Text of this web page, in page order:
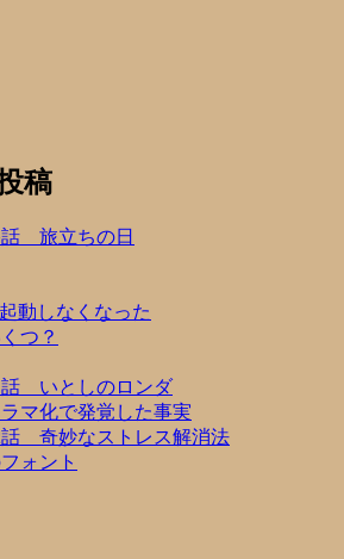
稿
話 旅立ちの日
動しなくなった
つ？
話 いとしのロンダ
マ化で発覚した事実
話 奇妙なストレス解消法
ォント